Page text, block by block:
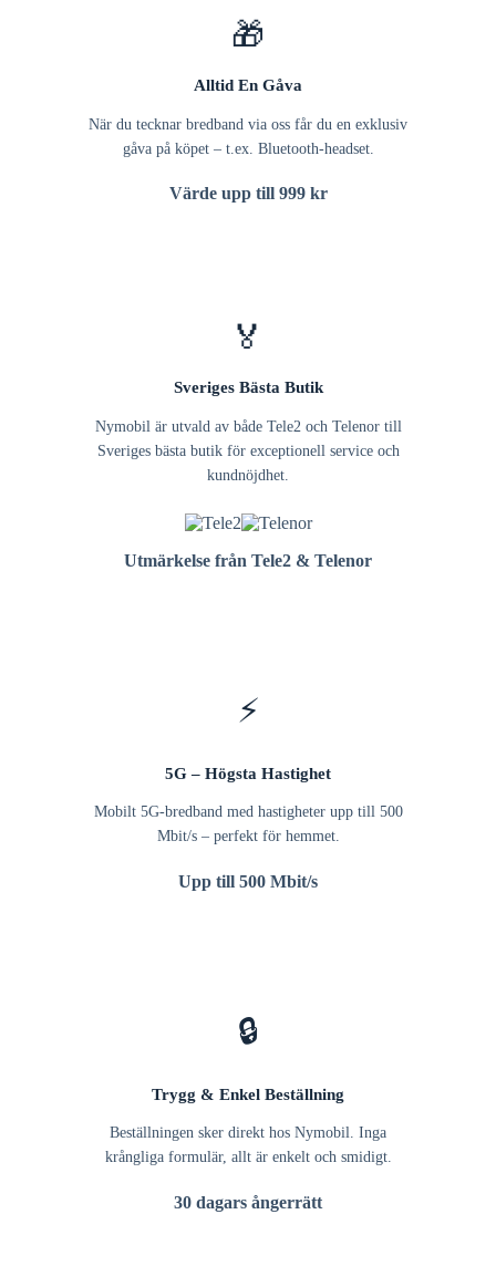
🎁
Alltid En Gåva
När du tecknar bredband via oss får du en exklusiv
gåva på köpet – t.ex. Bluetooth-headset.
Värde upp till 999 kr
🏅
Sveriges Bästa Butik
Nymobil är utvald av både Tele2 och Telenor till
Sveriges bästa butik för exceptionell service och
kundnöjdhet.
Utmärkelse från Tele2 & Telenor
⚡
5G – Högsta Hastighet
Mobilt 5G-bredband med hastigheter upp till 500
Mbit/s – perfekt för hemmet.
Upp till 500 Mbit/s
🔒
Trygg & Enkel Beställning
Beställningen sker direkt hos Nymobil. Inga
krångliga formulär, allt är enkelt och smidigt.
30 dagars ångerrätt